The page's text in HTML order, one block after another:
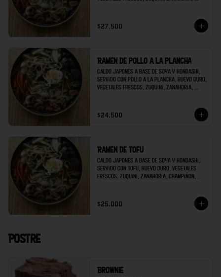
$27.500
Ramen de pollo a la plancha
Caldo japonés a base de soya y hondashi,
servido con pollo a la plancha, huevo duro,
vegetales frescos, zuquini, zanahoria,
$24.500
Ramen de tofu
Caldo japonés a base de soya y hondashi,
servido con tofu, huevo duro, vegetales
frescos, zuquini, zanahoria, champiñon,
$25.000
Postre
Brownie